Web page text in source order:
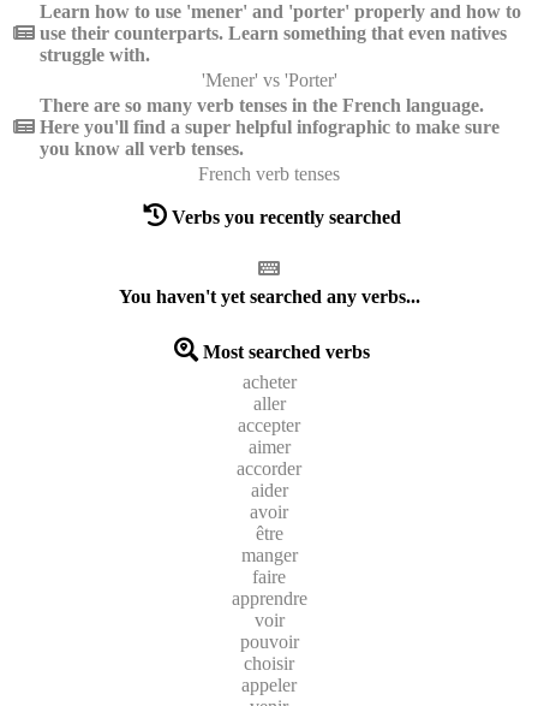
Learn how to use 'mener' and 'porter' properly and how to
use their counterparts. Learn something that even natives
struggle with.
'Mener' vs 'Porter'
There are so many verb tenses in the French language.
Here you'll find a super helpful infographic to make sure
you know all verb tenses.
French verb tenses
Verbs you recently searched
You haven't yet searched any verbs...
Most searched verbs
acheter
aller
accepter
aimer
accorder
aider
avoir
être
manger
faire
apprendre
voir
pouvoir
choisir
appeler